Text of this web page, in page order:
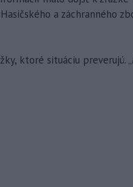
a záchranného
ktoré situáciu preverujú. „